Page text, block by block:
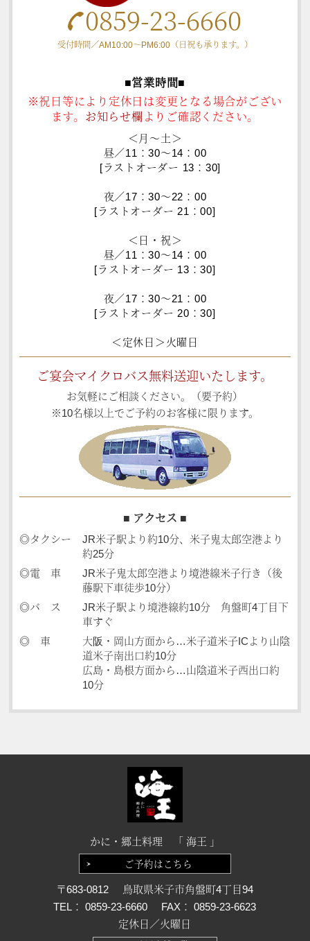
0859-23-6660
受付時間／AM10:00～PM6:00（日祝も承ります。）
■営業時間■
※祝日等により定休日は変更となる場合がござい
ます。
お知らせ欄 よりご確認ください。
＜月～土＞
昼／11：30～14：00
[ラストオーダー 13：30]
夜／17：30～22：00
[ラストオーダー 21：00]
＜日・祝＞
昼／11：30～14：00
[ラストオーダー 13：30]
夜／17：30～21：00
[ラストオーダー 20：30]
＜定休日＞火曜日
ご宴会マイクロバス無料送迎いたします。
お気軽にご相談ください。（要予約）
※10名様以上でご予約のお客様に限ります。
■ アクセス ■
◎タクシー
JR米子駅より約10分、米子鬼太郎空港より
約25分
◎電 車
JR米子鬼太郎空港より境港線米子行き（後
藤駅下車徒歩10分）
◎バ ス
JR米子駅より境港線約10分 角盤町4丁目下
車すぐ
◎ 車
大阪・岡山方面から…米子道米子ICより山陰
道米子南出口約10分
広島・島根方面から…山陰道米子西出口約
10分
かに・郷土料理 「 海王 」
ご予約はこちら
〒683-0812
鳥取県米子市角盤町4丁目94
TEL： 0859-23-6660
FAX： 0859-23-6623
定休日／火曜日